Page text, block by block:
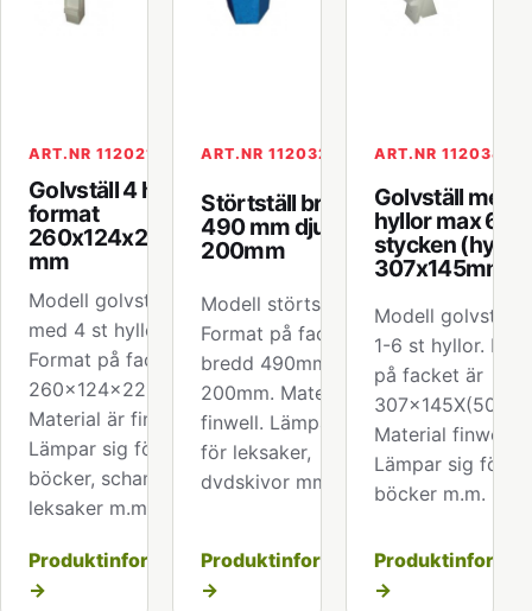
ART.NR 112021
Golvställ 4 hyllor
format
260x124x228
mm
Modell golvställ
med 4 st hyllor.
Format på facket är
260x124x228 mm.
Material är finwell.
Lämpar sig för
böcker, schampo,
leksaker m.m.
Produktinformation
→
ART.NR 112032
Störtställ bredd
490 mm djup
200mm
Modell störtställ.
Format på facket är
bredd 490mm djup
200mm. Material är
finwell. Lämpar sig
för leksaker,
dvdskivor mm.
Produktinformation
→
ART.NR 112034
Golvställ med
hyllor max 6
stycken
307x145mm)
Modell golvställ
1-6 st hyllor.
på facket är
307x145X(50/
Material finwell.
Lämpar sig för
böcker m.m.
→